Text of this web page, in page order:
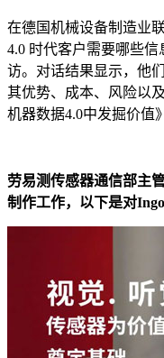
在德国机械设备制造业
4.0 时代客户需要哪些
访。对话结果显示，他
其优势、成本、风险以
机器数据4.0中发掘价值
劳易测传感器通信部主
制作工作，以下是对